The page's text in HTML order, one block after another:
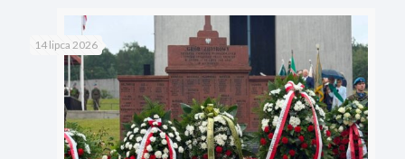
14 lipca 2026